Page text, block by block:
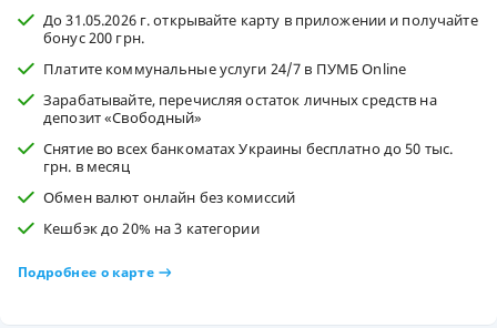
До 31.05.2026 г. открывайте карту в приложении и получайте
бонус 200 грн.
Платите коммунальные услуги 24/7 в ПУМБ Online
Зарабатывайте, перечисляя остаток личных средств на
депозит «Свободный»
Снятие во всех банкоматах Украины бесплатно до 50 тыс.
грн. в месяц
Обмен валют онлайн без комиссий
Кешбэк до 20% на 3 категории
Подробнее о карте